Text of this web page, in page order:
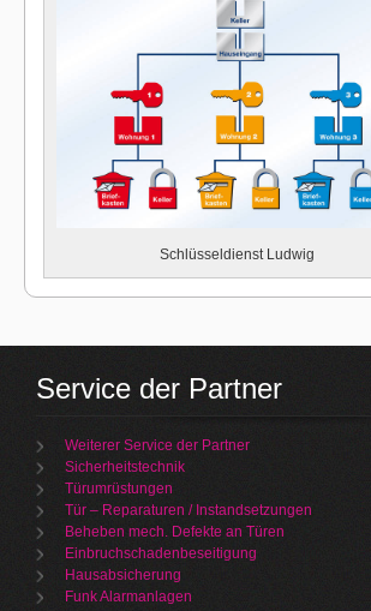
Schlüsseldienst Ludwig
Service der Partner
Weiterer Service der Partner
Sicherheitstechnik
Türumrüstungen
Tür – Reparaturen / Instandsetzungen
Beheben mech. Defekte an Türen
Einbruchschadenbeseitigung
Hausabsicherung
Funk Alarmanlagen